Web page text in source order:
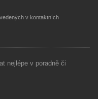
v kontaktních
nejlépe v poradně či